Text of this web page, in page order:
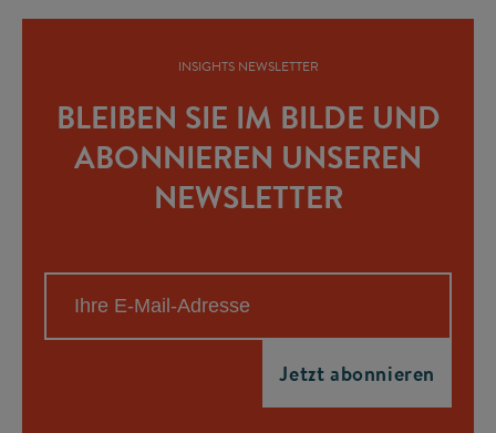
INSIGHTS NEWSLETTER
BLEIBEN SIE IM BILDE UND
ABONNIEREN UNSEREN
NEWSLETTER